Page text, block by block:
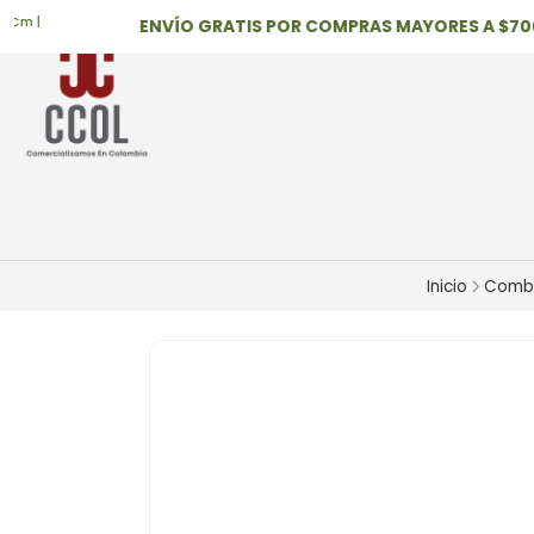
ENVÍO GRATIS POR COMPRAS MAYORES A
Inicio